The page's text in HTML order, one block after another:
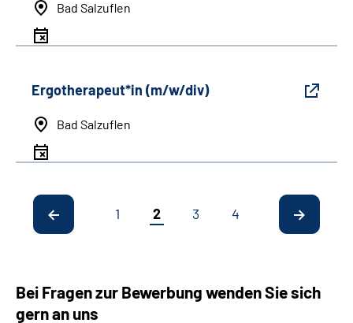
Bad Salzuflen
Ergotherapeut*in (m/w/div)
Bad Salzuflen
1 2 3 4
Bei Fragen zur Bewerbung wenden Sie sich
gern an uns